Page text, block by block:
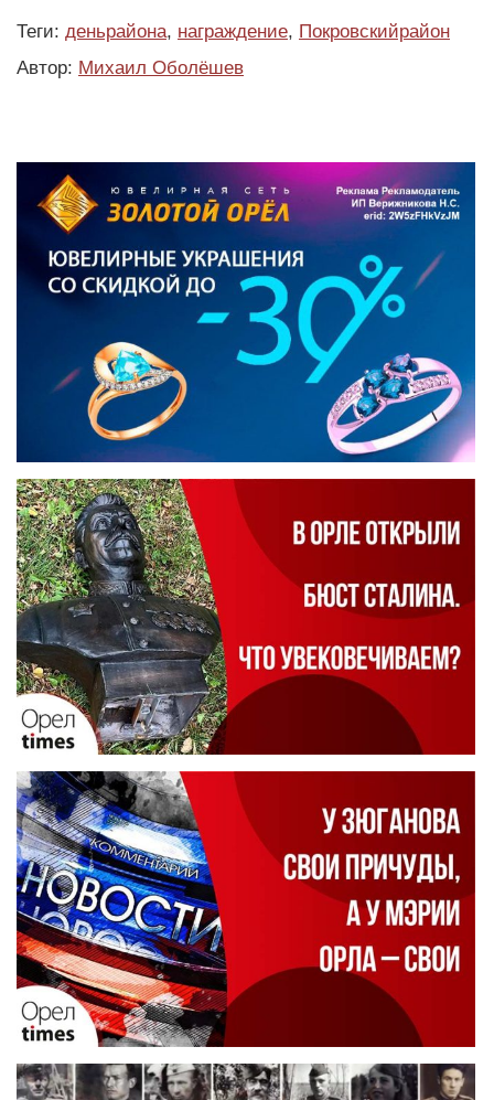
Теги: деньрайона, награждение, Покровскийрайон
Автор: Михаил Оболёшев